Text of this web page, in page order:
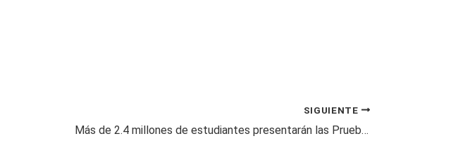
SIGUIENTE
Más de 2.4 millones de estudiantes presentarán las Pruebas Saber